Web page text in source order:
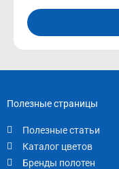
Полезные страницы
Полезные статьи
Каталог цветов
Бренды полотен